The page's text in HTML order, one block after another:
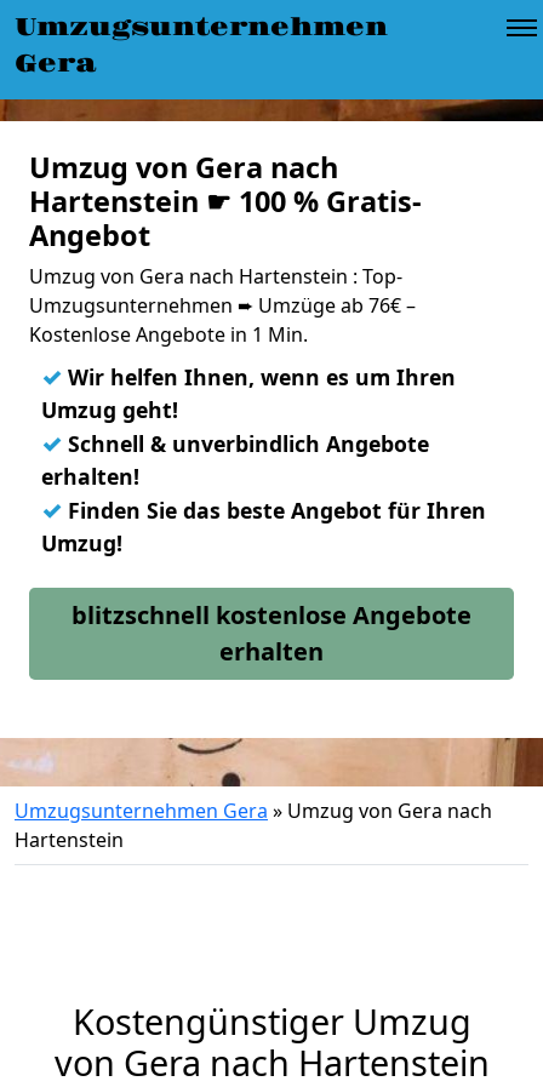
Umzugsunternehmen
Gera
Umzug von Gera nach
Hartenstein ☛ 100 % Gratis-
Angebot
Umzug von Gera nach Hartenstein : Top-
Umzugsunternehmen ➨ Umzüge ab 76€ –
Kostenlose Angebote in 1 Min.
✓ Wir helfen Ihnen, wenn es um Ihren
Umzug geht!
✓ Schnell & unverbindlich Angebote
erhalten!
✓ Finden Sie das beste Angebot für Ihren
Umzug!
blitzschnell kostenlose Angebote
erhalten
Umzugsunternehmen Gera » Umzug von Gera nach
Hartenstein
Kostengünstiger Umzug
von Gera nach Hartenstein